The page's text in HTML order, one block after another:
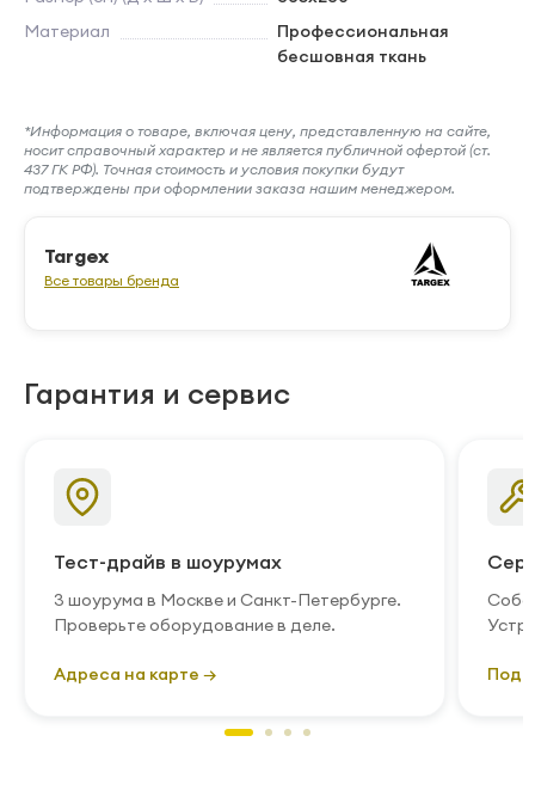
Материал
Профессиональная
бесшовная ткань
*Информация о товаре, включая цену, представленную на сайте,
носит справочный характер и не является публичной офертой (ст.
437 ГК РФ). Точная стоимость и условия покупки будут
подтверждены при оформлении заказа нашим менеджером.
Targex
Все товары бренда
Гарантия и сервис
Тест-драйв в шоурумах
3 шоурума в Москве и Санкт-Петербурге.
Проверьте оборудование в деле.
Адреса на карте →